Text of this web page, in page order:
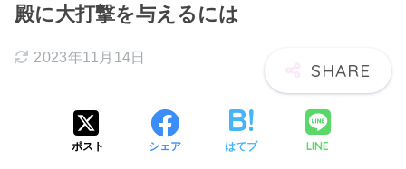
殿に大打撃を与えるには
2023年11月14日
ポスト シェア はてブ LINE